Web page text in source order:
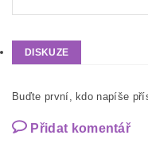
DISKUZE
Buďte první, kdo napíše
Přidat komentář